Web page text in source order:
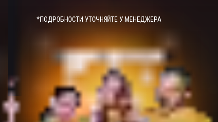
*ПОДРОБНОСТИ УТОЧНЯЙТЕ У МЕНЕДЖЕРА